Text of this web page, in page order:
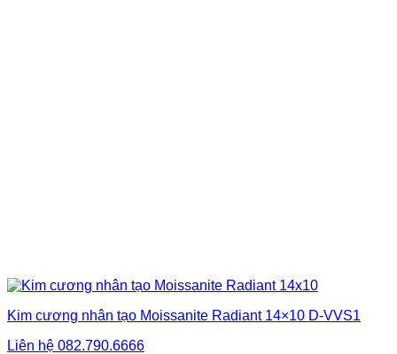
Kim cương nhân tạo Moissanite Radiant 14×10 D-VVS1
Liên hệ 082.790.6666